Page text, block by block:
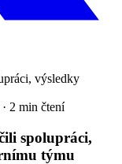
· 2 min čtení
spolupráci,
týmu